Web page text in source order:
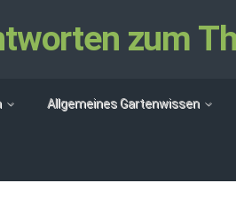
zum
Allgemeines Gartenwissen